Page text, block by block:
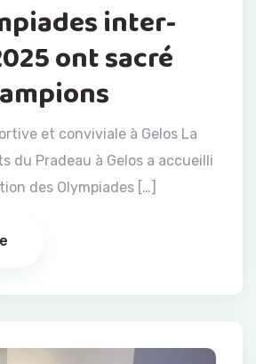
inter-
ont sacré
et conviviale à Gelos La
du Pradeau à Gelos a accueilli
des Olympiades […]